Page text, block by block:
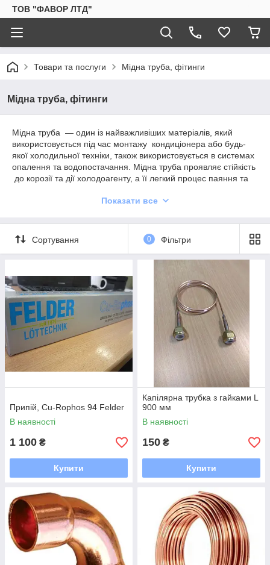
ТОВ "ФАВОР ЛТД"
Товари та послуги Мідна труба, фітинги
Мідна труба, фітинги
Мідна труба — один із найважливіших матеріалів, який
використовується під час монтажу кондиціонера або будь-
якої холодильної техніки, також використовується в системах
опалення та водопостачання. Мідна труба проявляє стійкість
до корозії та дії холодоагенту, а її легкий процес паяння та
елементів у системі кондиціювання. Труба мідна
використовується в системах холодильних установок різного
характеру.
- чиста і гладка поверхня всередині та зовні,
- потенційно висока стійкість до випробування осадом
внутрішня поверхня труби,
- обидва кінці труби закриті корками (заглушками),
- має максимально необхідну герметичність.
Геометричні розміри труб та інші вимоги погоджено згідно
нами з споживачем у процесі оформлення замовлення.
Показати все
Сортування 0 Фільтри
Припій, Cu-Rophos 94 Felder
В наявності
1 100 ₴
Купити
Капілярна трубка з гайками L
900 мм
В наявності
150 ₴
Купити